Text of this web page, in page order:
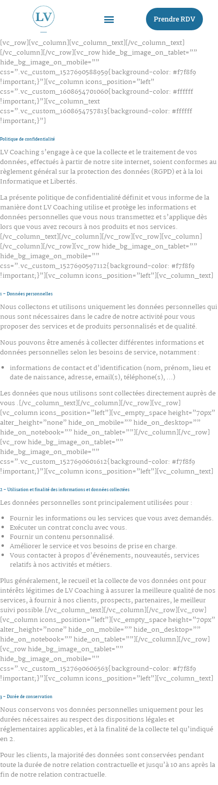
Prendre RDV
[vc_row][vc_column][vc_column_text][/vc_column_text]
[/vc_column][/vc_row][vc_row hide_bg_image_on_tablet=””
hide_bg_image_on_mobile=””
css=”.vc_custom_1527690588959{background-color: #f7f8f9
!important;}”][vc_column icons_position=”left”
css=”.vc_custom_1608654701060{background-color: #ffffff
!important;}”][vc_column_text
css=”.vc_custom_1608654757813{background-color: #ffffff
!important;}”]
Politique de confidentialité
LV Coaching s’engage à ce que la collecte et le traitement de vos
données, effectués à partir de notre site internet, soient conformes au
règlement général sur la protection des données (RGPD) et à la loi
Informatique et Libertés.
La présente politique de confidentialité définit et vous informe de la
manière dont LV Coaching utilise et protège les informations et
données personnelles que vous nous transmettez et s’applique dès
lors que vous avez recours à nos produits et nos services.
[/vc_column_text][/vc_column][/vc_row][vc_row][vc_column]
[/vc_column][/vc_row][vc_row hide_bg_image_on_tablet=””
hide_bg_image_on_mobile=””
css=”.vc_custom_1527690597112{background-color: #f7f8f9
!important;}”][vc_column icons_position=”left”][vc_column_text]
1 – Données personnelles
Nous collectons et utilisons uniquement les données personnelles qui
nous sont nécessaires dans le cadre de notre activité pour vous
proposer des services et de produits personnalisés et de qualité.
Nous pouvons être amenés à collecter différentes informations et
données personnelles selon les besoins de service, notamment :
informations de contact et d’identification (nom, prénom, lieu et
date de naissance, adresse, email(s), téléphone(s), …)
Les données que nous utilisons sont collectées directement auprès de
vous .[/vc_column_text][/vc_column][/vc_row][vc_row]
[vc_column icons_position=”left”][vc_empty_space height=”70px”
alter_height=”none” hide_on_mobile=”” hide_on_desktop=””
hide_on_notebook=”” hide_on_tablet=””][/vc_column][/vc_row]
[vc_row hide_bg_image_on_tablet=””
hide_bg_image_on_mobile=””
css=”.vc_custom_1527690601612{background-color: #f7f8f9
!important;}”][vc_column icons_position=”left”][vc_column_text]
2 – Utilisation et finalité des informations et données collectées
Les données personnelles sont principalement utilisées pour :
Fournir les informations ou les services que vous avez demandés.
Exécuter un contrat conclu avec vous.
Fournir un contenu personnalisé.
Améliorer le service et vos besoins de prise en charge.
Vous contacter à propos d’événements, nouveautés, services
relatifs à nos activités et métiers.
Plus généralement, le recueil et la collecte de vos données ont pour
intérêts légitimes de LV Coaching à assurer la meilleure qualité de nos
services, à fournir à nos clients, prospects, partenaires, le meilleur
suivi possible.[/vc_column_text][/vc_column][/vc_row][vc_row]
[vc_column icons_position=”left”][vc_empty_space height=”70px”
alter_height=”none” hide_on_mobile=”” hide_on_desktop=””
hide_on_notebook=”” hide_on_tablet=””][/vc_column][/vc_row]
[vc_row hide_bg_image_on_tablet=””
hide_bg_image_on_mobile=””
css=”.vc_custom_1527690606563{background-color: #f7f8f9
!important;}”][vc_column icons_position=”left”][vc_column_text]
3 – Durée de conservation
Nous conservons vos données personnelles uniquement pour les
durées nécessaires au respect des dispositions légales et
réglementaires applicables, et à la finalité de la collecte tel qu’indiqué
en 2.
Pour les clients, la majorité des données sont conservées pendant
toute la durée de notre relation contractuelle et jusqu’à 10 ans après la
fin de notre relation contractuelle.